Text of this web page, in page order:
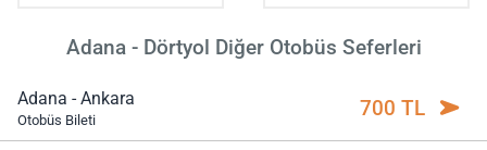
Adana - Dörtyol Diğer Otobüs Seferleri
Adana - Ankara
Otobüs Bileti 700 TL